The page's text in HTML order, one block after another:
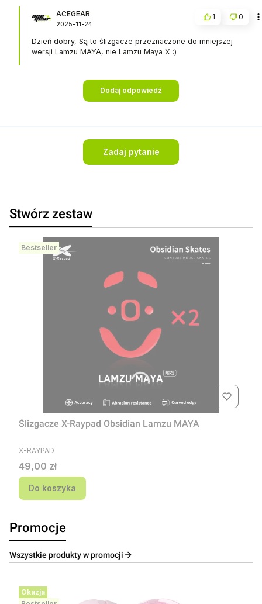
ACEGEAR
2025-11-24
1 0
Dzień dobry, Są to ślizgacze przeznaczone do mniejszej
wersji Lamzu MAYA, nie Lamzu Maya X :)
Dodaj odpowiedź
Zadaj pytanie
Stwórz zestaw
Bestseller
Ślizgacze X-Raypad Obsidian Lamzu MAYA
PRODUCENT
X-RAYPAD
Cena
49,00 zł
Do koszyka
Promocje
Wszystkie produkty w promocji
Okazja